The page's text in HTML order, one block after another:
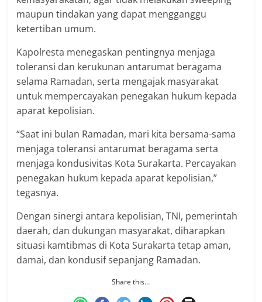
maupun tindakan yang dapat mengganggu
ketertiban umum.
Kapolresta menegaskan pentingnya menjaga
toleransi dan kerukunan antarumat beragama
selama Ramadan, serta mengajak masyarakat
untuk mempercayakan penegakan hukum kepada
aparat kepolisian.
“Saat ini bulan Ramadan, mari kita bersama-sama
menjaga toleransi antarumat beragama serta
menjaga kondusivitas Kota Surakarta. Percayakan
penegakan hukum kepada aparat kepolisian,”
tegasnya.
Dengan sinergi antara kepolisian, TNI, pemerintah
daerah, dan dukungan masyarakat, diharapkan
situasi kamtibmas di Kota Surakarta tetap aman,
damai, dan kondusif sepanjang Ramadan.
Share this…